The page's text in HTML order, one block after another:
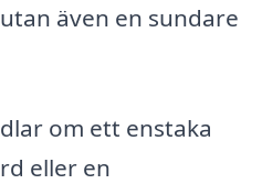
även en sundare
om ett enstaka
eller en